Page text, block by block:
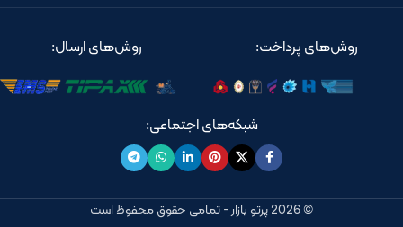
روش‌های پرداخت: روش‌های ارسال:
شبکه‌های اجتماعی:
© 2026 پرتو بازار - تمامی حقوق محفوظ است